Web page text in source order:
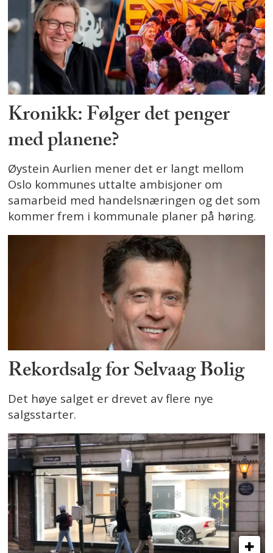
Kronikk: Følger det penger
med planene?
Øystein Aurlien mener det er langt mellom
Oslo kommunes uttalte ambisjoner om
samarbeid med handelsnæringen og det som
kommer frem i kommunale planer på høring.
Rekordsalg for Selvaag Bolig
Det høye salget er drevet av flere nye
salgsstarter.